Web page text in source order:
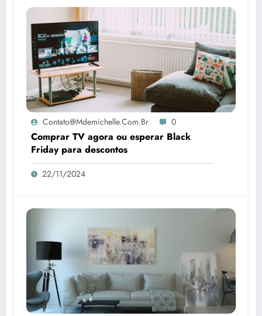
Contato@mdemichelle.com.br 0
Comprar TV agora ou esperar Black
Friday para descontos
22/11/2024